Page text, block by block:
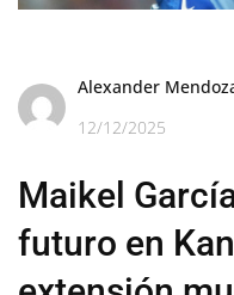
Alexander
12/12/2025
Maikel
futuro en